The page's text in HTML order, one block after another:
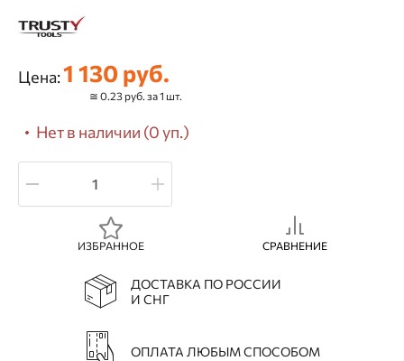
Нет в наличии (0 уп.)
Цена:1 130 руб.
≅ 0.23 руб. за 1 шт.
ИЗБРАННОЕ СРАВНЕНИЕ
ДОСТАВКА ПО РОССИИ
И СНГ
ОПЛАТА ЛЮБЫМ СПОСОБОМ